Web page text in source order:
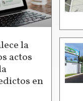
la
actos
en